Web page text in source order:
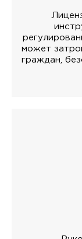
может
граждан,